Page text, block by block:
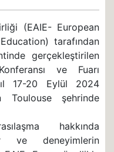
(EAIE- European
tarafından
gerçekleştirilen
ve Fuarı
17-20 Eylül 2024
Toulouse şehrinde
hakkında
ve deneyimlerin